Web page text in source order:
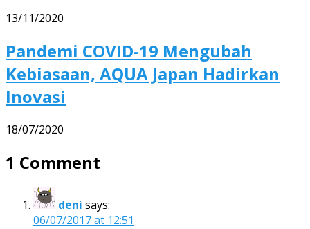
13/11/2020
Pandemi COVID-19 Mengubah
Kebiasaan, AQUA Japan Hadirkan
Inovasi
18/07/2020
1 Comment
deni says:
06/07/2017 at 12:51